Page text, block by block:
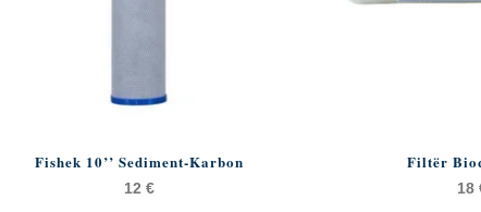
Fishek 10’’ Sediment-Karbon
12 €
Filtër
18